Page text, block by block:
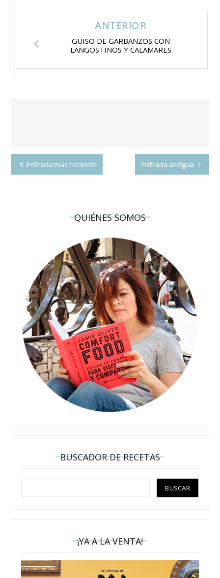
ANTERIOR
GUISO DE GARBANZOS CON
LANGOSTINOS Y CALAMARES
Entrada más reciente Entrada antigua
QUIÉNES SOMOS
BUSCADOR DE RECETAS
¡YA A LA VENTA!